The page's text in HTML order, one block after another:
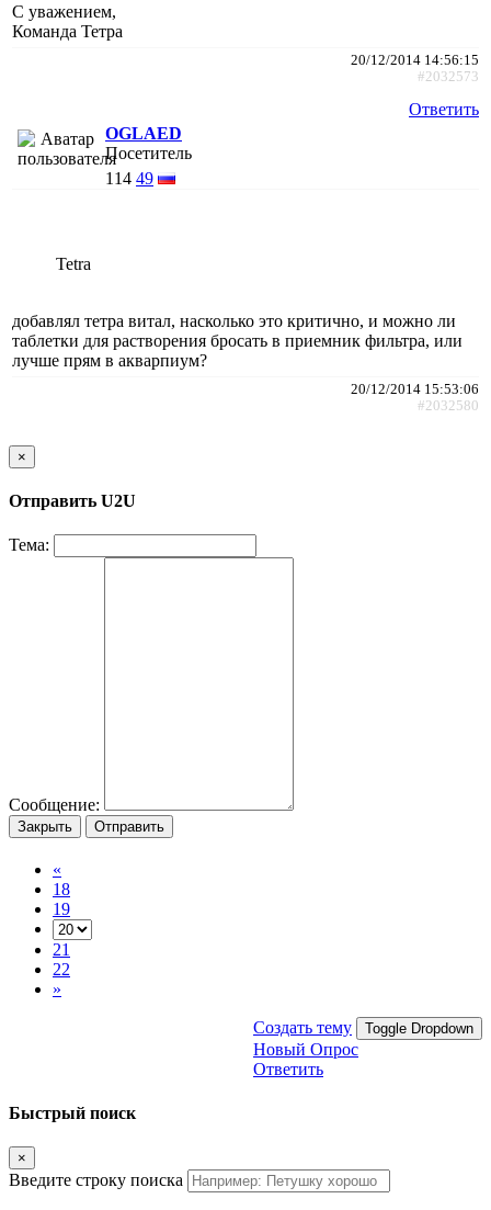
С уважением,
Команда Тетра
20/12/2014 14:56:15
#2032573
Ответить
OGLAED
Посетитель
114 49
Tetra
добавлял тетра витал, насколько это критично, и можно ли
таблетки для растворения бросать в приемник фильтра, или
лучше прям в акварпиум?
20/12/2014 15:53:06
#2032580
×
Отправить U2U
Тема:
Сообщение:
Закрыть Отправить
«
18
19
21
22
»
Создать тему Toggle Dropdown
Новый Опрос
Ответить
Быстрый поиск
×
Введите строку поиска